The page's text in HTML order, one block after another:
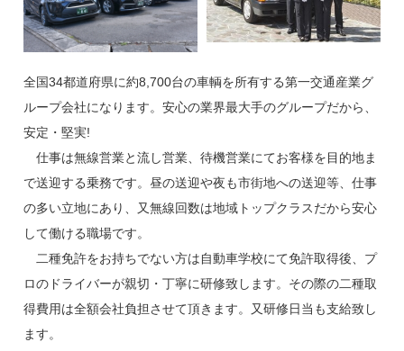
全国34都道府県に約8,700台の車輌を所有する第一交通産業グ
ループ会社になります。安心の業界最大手のグループだから、
安定・堅実!
仕事は無線営業と流し営業、待機営業にてお客様を目的地ま
で送迎する乗務です。昼の送迎や夜も市街地への送迎等、仕事
の多い立地にあり、又無線回数は地域トップクラスだから安心
して働ける職場です。
二種免許をお持ちでない方は自動車学校にて免許取得後、プ
ロのドライバーが親切・丁寧に研修致します。その際の二種取
得費用は全額会社負担させて頂きます。又研修日当も支給致し
ます。